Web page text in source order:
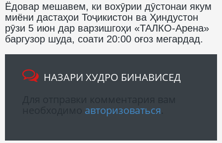
Ёдовар мешавем, ки вохӯрии дӯстонаи якум
миёни дастаҳои Тоҷикистон ва Ҳиндустон
рӯзи 5 июн дар варзишгоҳи «ТАЛКО-Арена»
баргузор шуда, соати 20:00 оғоз мегардад.
НАЗАРИ ХУДРО БИНАВИСЕД
авторизоваться